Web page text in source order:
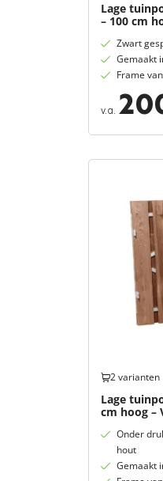
Lage
– 100 cm
Zwart
Gemaakt
Frame
v.a.
2 varianten
Lage
cm hoog –
Onder
hout
Gemaakt